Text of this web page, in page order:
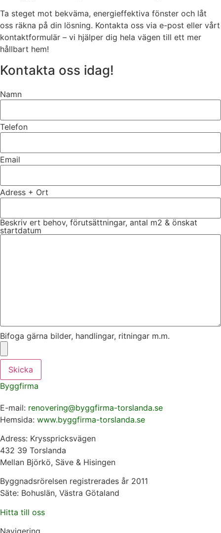
Ta steget mot bekväma, energieffektiva fönster och låt
oss räkna på din lösning. Kontakta oss via e-post eller vårt
kontaktformulär – vi hjälper dig hela vägen till ett mer
hållbart hem!
Kontakta oss idag!
Namn
Telefon
Email
Adress + Ort
Beskriv ert behov, förutsättningar, antal m2 & önskat
startdatum
Bifoga gärna bilder, handlingar, ritningar m.m.
Skicka
Byggfirma
E-mail: renovering@byggfirma-torslanda.se
Hemsida: www.byggfirma-torslanda.se
Adress: Krysspricksvägen
432 39 Torslanda
Mellan Björkö, Säve & Hisingen
Byggnadsrörelsen registrerades år 2011
Säte: Bohuslän, Västra Götaland
Hitta till oss